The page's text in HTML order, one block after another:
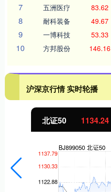
7 五洲医疗 83.62
8 耐科装备 49.67
9 一博科技 53.33
10 方邦股份 146.16
沪深京行情 实时轮播
北证50 1134.24